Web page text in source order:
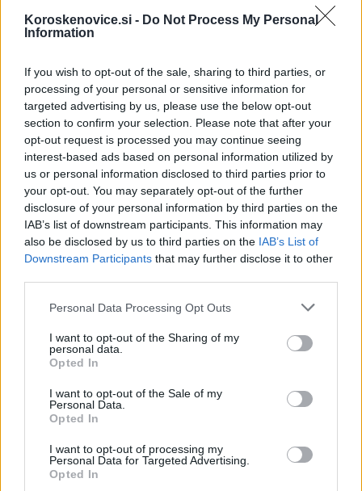
Koroskenovice.si - Do Not Process My Personal
Information
If you wish to opt-out of the sale, sharing to third parties, or
processing of your personal or sensitive information for
targeted advertising by us, please use the below opt-out
section to confirm your selection. Please note that after your
opt-out request is processed you may continue seeing
interest-based ads based on personal information utilized by
us or personal information disclosed to third parties prior to
your opt-out. You may separately opt-out of the further
disclosure of your personal information by third parties on the
IAB’s list of downstream participants. This information may
also be disclosed by us to third parties on the IAB’s List of
Downstream Participants that may further disclose it to other
Please note that this website/app uses one or more Google
not limited to your visit or usage behaviour. You may click to
grant or deny consent to Google and its third-party tags to
use your data for below specified purposes in below Google
consent section.
Personal Data Processing Opt Outs
I want to opt-out of the Sharing of my
personal data.
Opted In
I want to opt-out of the Sale of my
Personal Data.
Opted In
I want to opt-out of processing my
Personal Data for Targeted Advertising.
Opted In
Občine: Mislinja
Kategorije: Obvestila Obvestila
Ključne besede: obvestilo
prometni režim
zapora ceste
Več iz kraja Mislinja
Pol stoletja glasbe na tromeji:
Graška Gora obeležuje 50.
jubilejni festival narodno-
(VIDEO) Skupina iTAK
predstavlja poletno uspešnico